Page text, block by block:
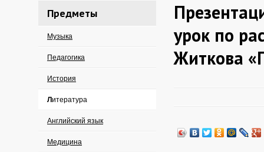
Предметы
Музыка
Педагогика
История
Литература
Английский язык
Медицина
урок по
Житкова